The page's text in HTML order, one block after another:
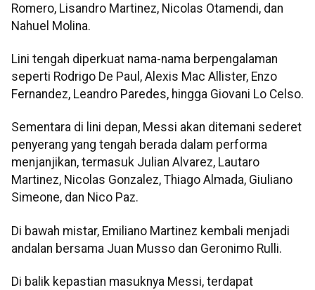
Romero, Lisandro Martinez, Nicolas Otamendi, dan
Nahuel Molina.
Lini tengah diperkuat nama-nama berpengalaman
seperti Rodrigo De Paul, Alexis Mac Allister, Enzo
Fernandez, Leandro Paredes, hingga Giovani Lo Celso.
Sementara di lini depan, Messi akan ditemani sederet
penyerang yang tengah berada dalam performa
menjanjikan, termasuk Julian Alvarez, Lautaro
Martinez, Nicolas Gonzalez, Thiago Almada, Giuliano
Simeone, dan Nico Paz.
Di bawah mistar, Emiliano Martinez kembali menjadi
andalan bersama Juan Musso dan Geronimo Rulli.
Di balik kepastian masuknya Messi, terdapat